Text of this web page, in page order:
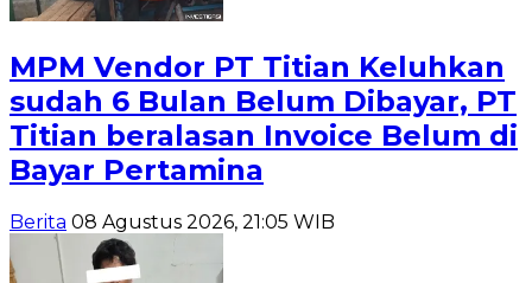
MPM Vendor PT Titian Keluhkan
sudah 6 Bulan Belum Dibayar, PT
Titian beralasan Invoice Belum di
Bayar Pertamina
Berita 08 Agustus 2026, 21:05 WIB